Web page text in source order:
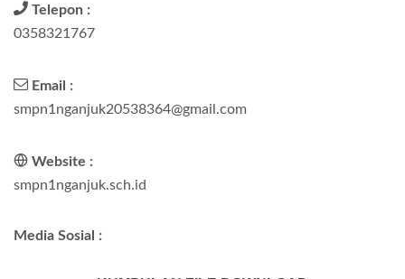
Telepon :
0358321767
Email :
smpn1nganjuk20538364@gmail.com
Website :
smpn1nganjuk.sch.id
Media Sosial :